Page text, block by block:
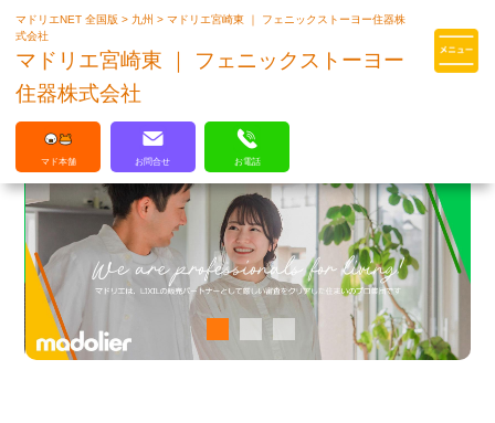
マドリエはLIXILの厳しい基準を
マドリエNET 全国版> 九州>マドリエ宮崎東 ｜ フェニックストーヨー住器株
式会社
マドリエ宮崎東 ｜ フェニックストーヨー
住器株式会社
マド本舗 お問合せ お電話